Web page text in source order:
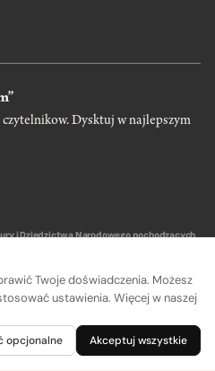
czytelnikow. Dysktuj w najlepszym
i Dziedzictwa Narodowego pochodzących
Twoje doświadczenia. Możesz
ustawienia. Więcej w naszej
opcjonalne Akceptuj wszystkie